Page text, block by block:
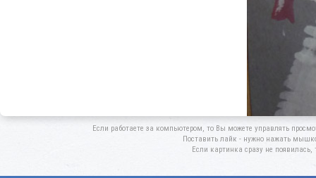
Если работаете за компьютером, то Вы можете управлять
Поставить лайк - нужно нажать
Если картинка сразу не появилась,